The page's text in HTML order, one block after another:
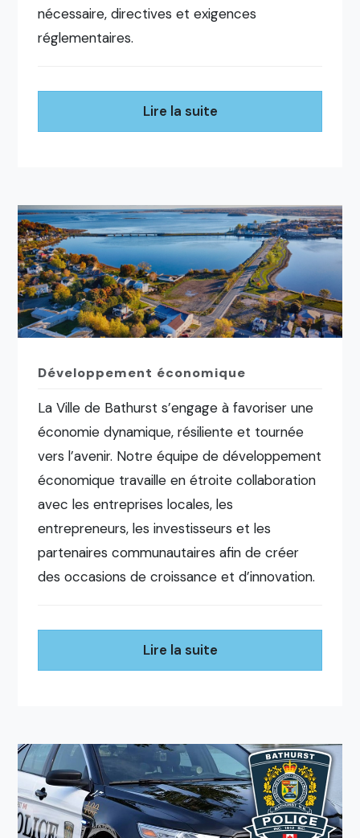
nécessaire, directives et exigences
réglementaires.
Lire la suite
Développement économique
La Ville de Bathurst s’engage à favoriser une
économie dynamique, résiliente et tournée
vers l’avenir. Notre équipe de développement
économique travaille en étroite collaboration
avec les entreprises locales, les
entrepreneurs, les investisseurs et les
partenaires communautaires afin de créer
des occasions de croissance et d’innovation.
Lire la suite